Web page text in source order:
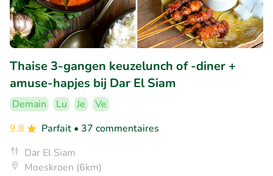
Thaise 3-gangen keuzelunch of -diner +
amuse-hapjes bij Dar El Siam
Demain Lu Je
Ve
9.8
Parfait • 37 commentaires
Dar El Siam
Moeskroen (6km)